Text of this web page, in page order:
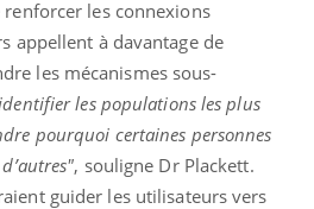
les connexions
appellent à davantage de
les mécanismes sous-
les populations les plus
pourquoi certaines personnes
, souligne Dr Plackett.
guider les utilisateurs vers